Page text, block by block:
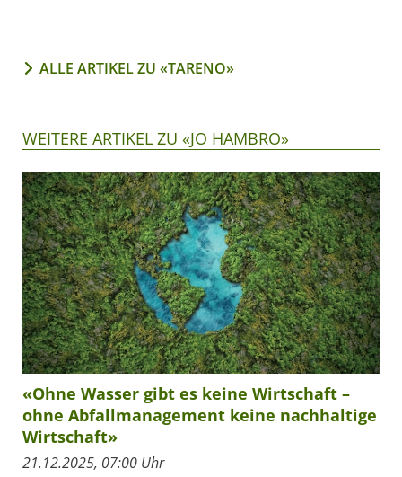
ALLE ARTIKEL ZU «TARENO»
WEITERE ARTIKEL ZU «JO HAMBRO»
«Ohne Wasser gibt es keine Wirtschaft –
ohne Abfallmanagement keine nachhaltige
Wirtschaft»
21.12.2025, 07:00 Uhr